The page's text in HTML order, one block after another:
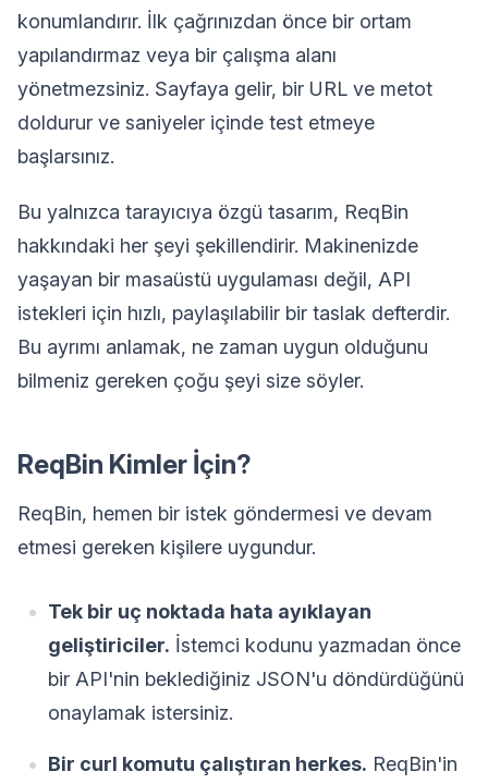
konumlandırır. İlk çağrınızdan önce bir ortam
yapılandırmaz veya bir çalışma alanı
yönetmezsiniz. Sayfaya gelir, bir URL ve metot
doldurur ve saniyeler içinde test etmeye
başlarsınız.
Bu yalnızca tarayıcıya özgü tasarım, ReqBin
hakkındaki her şeyi şekillendirir. Makinenizde
yaşayan bir masaüstü uygulaması değil, API
istekleri için hızlı, paylaşılabilir bir taslak defterdir.
Bu ayrımı anlamak, ne zaman uygun olduğunu
bilmeniz gereken çoğu şeyi size söyler.
ReqBin Kimler İçin?
ReqBin, hemen bir istek göndermesi ve devam
etmesi gereken kişilere uygundur.
Tek bir uç noktada hata ayıklayan
geliştiriciler. İstemci kodunu yazmadan önce
bir API'nin beklediğiniz JSON'u döndürdüğünü
onaylamak istersiniz.
Bir curl komutu çalıştıran herkes. ReqBin'in